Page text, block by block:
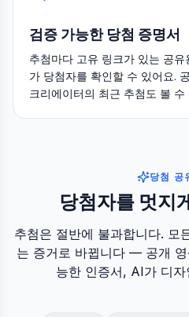
검증 가능한 당첨 증명서
추첨마다 고유 링크가 있는 공
가 당첨자를 확인할 수 있어요.
크리에이터의 최근 추첨도 볼 수
당첨 공
당첨자를 멋지
추첨은 절반에 불과합니다. 모
는 증거로 바뀝니다 — 공개
능한 인증서, AI가 디